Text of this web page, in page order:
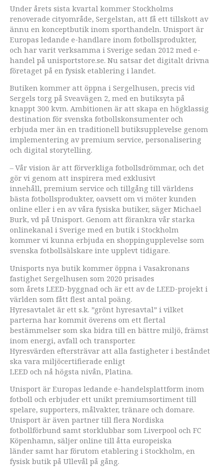
Under årets sista kvartal kommer Stockholms
renoverade cityområde, Sergelstan, att få ett tillskott av
ännu en konceptbutik inom sporthandeln. Unisport är
Europas ledande e-handlare inom fotbollsprodukter,
och har varit verksamma i Sverige sedan 2012 med e-
handel på unisportstore.se. Nu satsar det digitalt drivna
företaget på en fysisk etablering i landet.
Butiken kommer att öppna i Sergelhusen, precis vid
Sergels torg på Sveavägen 2, med en butiksyta på
knappt 300 kvm. Ambitionen är att skapa en högklassig
destination för svenska fotbollskonsumenter och
erbjuda mer än en traditionell butiksupplevelse genom
implementering av premium service, personalisering
och digital storytelling.
– Vår vision är att förverkliga fotbollsdrömmar, och det
gör vi genom att inspirera med exklusivt
innehåll, premium service och tillgång till världens
bästa fotbollsprodukter, oavsett om vi möter kunden
online eller i en av våra fysiska butiker, säger Michael
Burk, vd på Unisport. Genom att förankra vår starka
onlinekanal i Sverige med en butik i Stockholm
kommer vi kunna erbjuda en shoppingupplevelse som
svenska fotbollsälskare inte upplevt tidigare.
Unisports nya butik kommer öppna i Vasakronans
fastighet Sergelhusen som 2020 prisades
som årets LEED-byggnad och är ett av de LEED-projekt i
världen som fått flest antal poäng.
Hyresavtalet är ett s.k. ”grönt hyresavtal” i vilket
parterna har kommit överens om ett flertal
bestämmelser som ska bidra till en bättre miljö, främst
inom energi, avfall och transporter.
Hyresvärden eftersträvar att alla fastigheter i beståndet
ska vara miljöcertifierade enligt
LEED och nå högsta nivån, Platina.
Unisport är Europas ledande e-handelsplattform inom
fotboll och erbjuder ett unikt premiumsortiment till
spelare, supporters, målvakter, tränare och domare.
Unisport är även partner till flera Nordiska
fotbollförbund samt storklubbar som Liverpool och FC
Köpenhamn, säljer online till åtta europeiska
länder samt har förutom etablering i Stockholm, en
fysisk butik på Ullevål på gång.